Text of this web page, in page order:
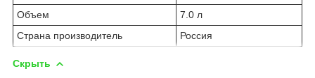
Объем
7.0 л
Страна производитель
Россия
Скрыть